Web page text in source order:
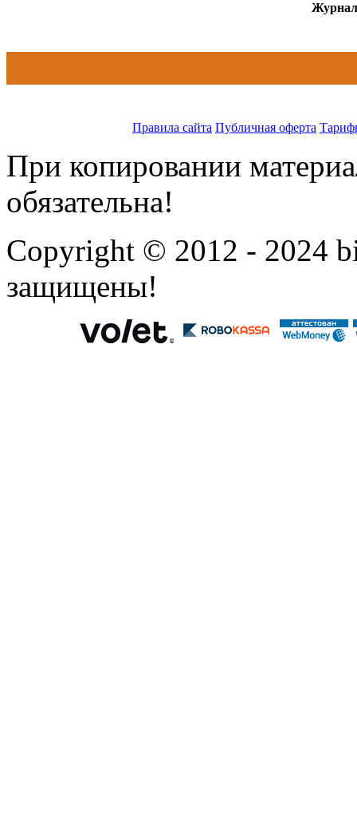
Журнал
Правила сайта Публичная оферта
При копировании
обязательна!
Copyright © 2012 - 2024
защищены!